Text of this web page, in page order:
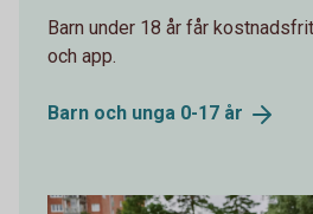
Barn under 18 år får
och app.
Barn och unga 0-17 år